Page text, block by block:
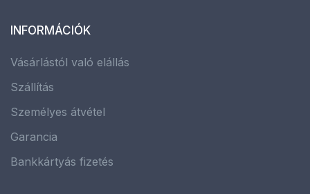
INFORMÁCIÓK
Vásárlástól való elállás
Szállítás
Személyes átvétel
Garancia
Bankkártyás fizetés